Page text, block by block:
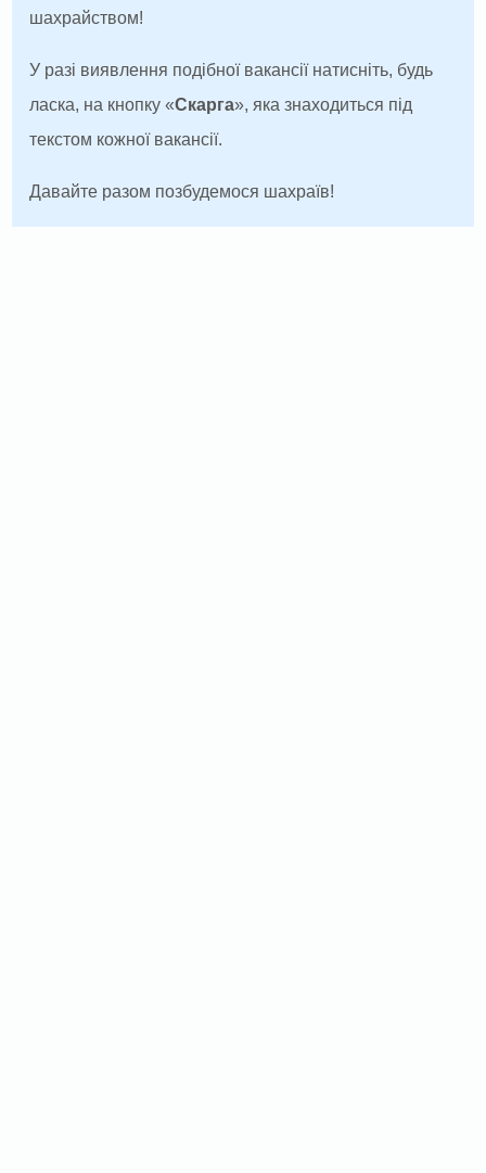
шахрайством!
У разі виявлення подібної вакансії натисніть, будь
ласка, на кнопку «Скарга», яка знаходиться під
текстом кожної вакансії.
Давайте разом позбудемося шахраїв!